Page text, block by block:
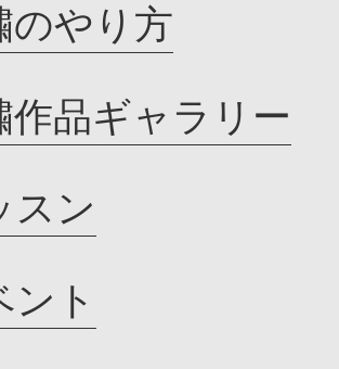
のやり方
作品ギャラリー
スン
ント